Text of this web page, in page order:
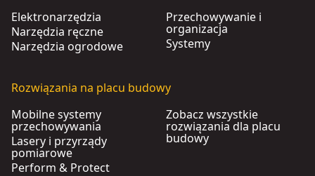
Elektronarzędzia
Narzędzia ręczne
Narzędzia ogrodowe
Przechowywanie i
organizacja
Systemy
Rozwiązania na placu budowy
Mobilne systemy
przechowywania
Lasery i przyrządy
pomiarowe
Perform & Protect
Zobacz wszystkie
rozwiązania dla placu
budowy